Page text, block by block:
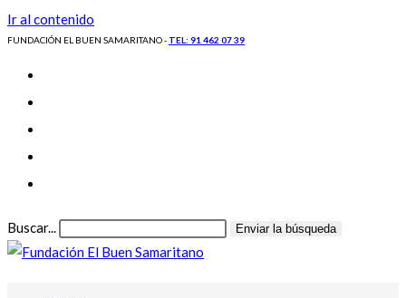
Ir al contenido
FUNDACIÓN EL BUEN SAMARITANO - TEL: 91 462 07 39
Buscar... Enviar la búsqueda